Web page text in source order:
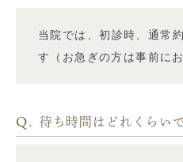
当院では、初診時、通常
す（お急ぎの方は事前に
Q. 待ち時間はどれくらい